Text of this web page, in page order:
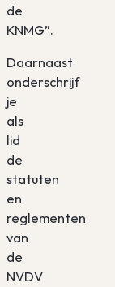
de
KNMG”.
Daarnaast
onderschrijf
je
als
lid
de
statuten
en
reglementen
van
de
NVDV